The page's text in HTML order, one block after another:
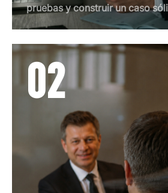
pruebas y construir un caso
02